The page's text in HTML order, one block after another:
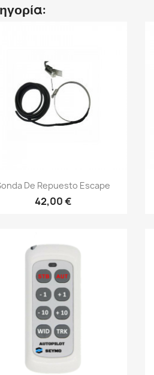
Γρήγορη προβολή
De Repuesto Escape
42,00 €